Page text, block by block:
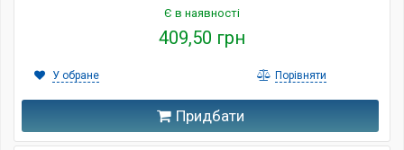
Є в наявності
409,50 грн
Придбати
У обране Порівняти